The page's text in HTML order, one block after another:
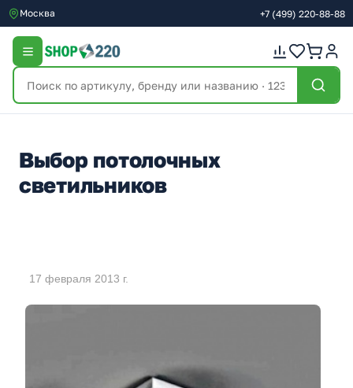
Москва +7 (499) 220-88-88
Выбор потолочных
светильников
17 февраля 2013 г.